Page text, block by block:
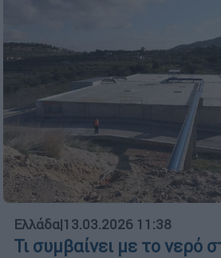
Ελλάδα|13.03.2026 11:38
Τι συμβαίνει με το νερό